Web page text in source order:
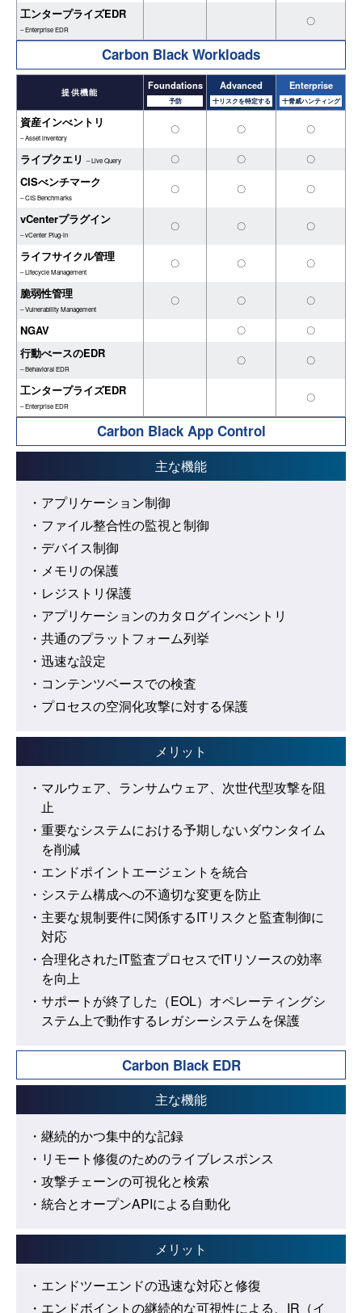
工ンタープライズEDR
– Enterprise EDR
〇
Carbon Black Workloads
提供機能
Foundations
予防
Advanced
十リスクを特定する
Enterprise
十脅威ハンティング
資産インべントリ
– Asset lnventory
〇 〇 〇
ライプクエリ– Live Query 〇 〇 〇
CISべンチマーク
– CIS Benchmarks
〇 〇 〇
vCenterプラグイン
– vCenter Plug-in
〇 〇 〇
ライフサイクル管理
– Lifecycle Management
〇 〇 〇
脆弱性管理
– Vulnerability Management
〇 〇 〇
NGAV 〇 〇
行動べースのEDR
– BehavioraI EDR
〇 〇
工ンタープライズEDR
– Enterprise EDR
〇
Carbon Black App Control
主な機能
・アプリケーション制御
・ファイル整合性の監視と制御
・デバイス制御
・メモリの保護
・レジストリ保護
・アプリケーションのカタログインべントリ
・共通のプラットフォーム列挙
・迅速な設定
・コンテンツベースでの検査
・プロセスの空洞化攻撃に対する保護
メリット
・マルウェア、ランサムウェア、次世代型攻撃を阻
止
・重要なシステムにおける予期しないダウンタイム
を削減
・エンドポイントエージェントを統合
・システム構成への不適切な変更を防止
・主要な規制要件に関係するITリスクと監査制御に
対応
・合理化されたIT監査プロセスでITリソースの効率
を向上
・サポートが終了した（EOL）オペレーティングシ
ステム上で動作するレガシーシステムを保護
Carbon Black EDR
主な機能
・継続的かつ集中的な記録
・リモート修復のためのライブレスポンス
・攻撃チェーンの可視化と検索
・統合とオープンAPIによる自動化
メリット
・エンドツーエンドの迅速な対応と修復
・エンドボイントの継続的な可視性による、IR（イ